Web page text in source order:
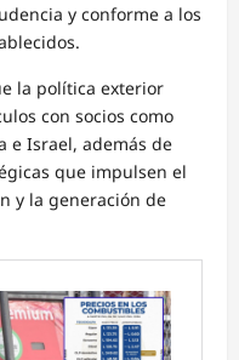
y conforme a los
la política exterior
con socios como
e Israel, además de
que impulsen el
y la generación de